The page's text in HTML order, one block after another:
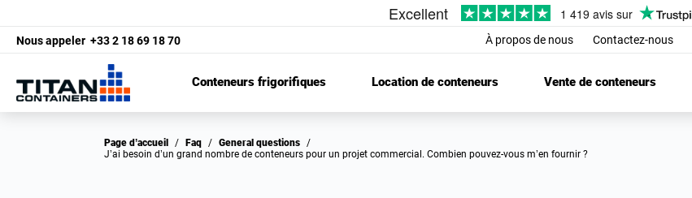
Nous appeler +33 2 18 69 18 70 À propos de nous Contactez-nous
Conteneurs frigorifiques Location de conteneurs Vente de conteneurs
Page d’accueil / Faq / General questions /
J’ai besoin d’un grand nombre de conteneurs pour un projet commercial. Combien pouvez-vous m’en fournir ?